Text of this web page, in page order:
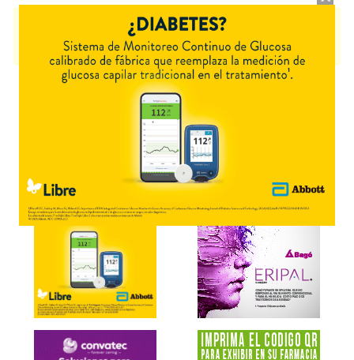
FARMACOLOR CREMA REVELADORAcontiene
Dermatocosméticos
cuenta con 2 presentaciones disponibles.
Otros productos conproducto cosmético
Otros productos de Excelentia